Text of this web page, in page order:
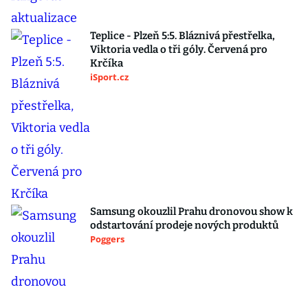
Teplice - Plzeň 5:5. Bláznivá přestřelka,
Viktoria vedla o tři góly. Červená pro
Krčíka
iSport.cz
Samsung okouzlil Prahu dronovou show k
odstartování prodeje nových produktů
Poggers